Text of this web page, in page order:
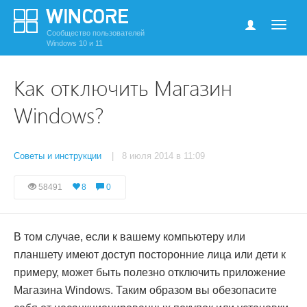
Сообщество пользователей
Windows 10 и 11
Как отключить Магазин
Windows?
Советы и инструкции | 8 июля 2014 в 11:09
58491 8 0
В том случае, если к вашему компьютеру или
планшету имеют доступ посторонние лица или дети к
примеру, может быть полезно отключить приложение
Магазина Windows. Таким образом вы обезопасите